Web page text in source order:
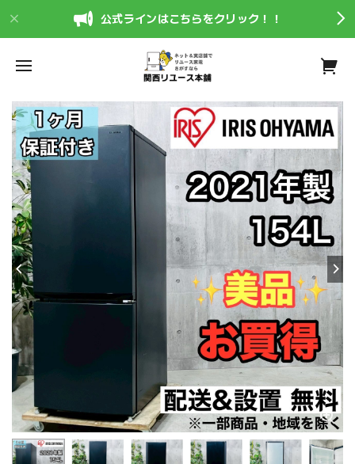
公式ラインはこちらをクリック！！